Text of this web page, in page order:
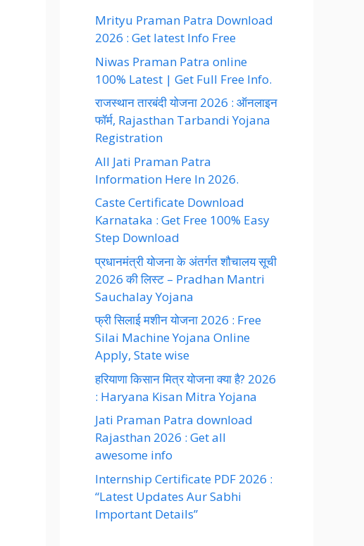
Mrityu Praman Patra Download
2026 : Get latest Info Free
Niwas Praman Patra online
100% Latest | Get Full Free Info.
राजस्थान तारबंदी योजना 2026 : ऑनलाइन
फॉर्म, Rajasthan Tarbandi Yojana
Registration
All Jati Praman Patra
Information Here In 2026.
Caste Certificate Download
Karnataka : Get Free 100% Easy
Step Download
प्रधानमंत्री योजना के अंतर्गत शौचालय सूची
2026 की लिस्ट – Pradhan Mantri
Sauchalay Yojana
फ्री सिलाई मशीन योजना 2026 : Free
Silai Machine Yojana Online
Apply, State wise
हरियाणा किसान मित्र योजना क्या है? 2026
: Haryana Kisan Mitra Yojana
Jati Praman Patra download
Rajasthan 2026 : Get all
awesome info
Internship Certificate PDF 2026 :
“Latest Updates Aur Sabhi
Important Details”